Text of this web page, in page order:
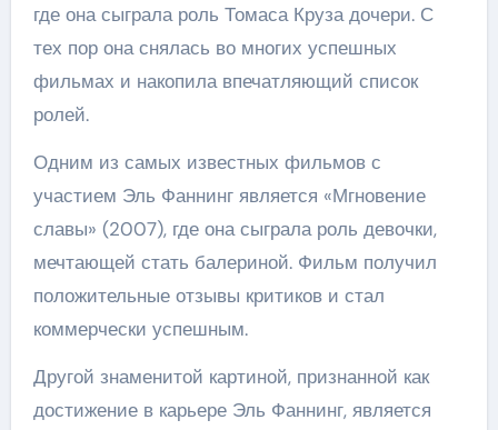
где она сыграла роль Томаса Круза дочери. С
тех пор она снялась во многих успешных
фильмах и накопила впечатляющий список
ролей.
Одним из самых известных фильмов с
участием Эль Фаннинг является «Мгновение
славы» (2007), где она сыграла роль девочки,
мечтающей стать балериной. Фильм получил
положительные отзывы критиков и стал
коммерчески успешным.
Другой знаменитой картиной, признанной как
достижение в карьере Эль Фаннинг, является